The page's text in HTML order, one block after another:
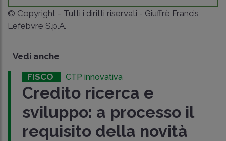
© Copyright - Tutti i diritti riservati - Giuffrè Francis
Lefebvre S.p.A.
Vedi anche
FISCO CTP innovativa
Credito ricerca e
sviluppo: a processo il
requisito della novità